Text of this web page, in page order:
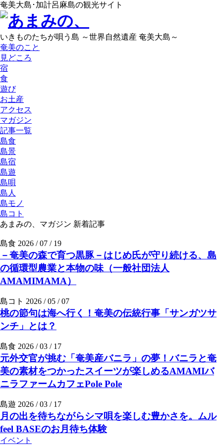
奄美大島･加計呂麻島の観光サイト
いきものたちが唄う島 ～世界自然遺産 奄美大島～
奄美のこと
見どころ
宿
食
遊び
お土産
アクセス
マガジン
記事一覧
島食
島景
島宿
島遊
島唄
島人
島モノ
島コト
あまみの、マガジン 新着記事
島食 2026 / 07 / 19
－奄美の森で育つ黒豚－はじめ氏が守り続ける、島
の循環型農業と本物の味（一般社団法人
AMAMIMAMA）
島コト 2026 / 05 / 07
桃の節句は海へ行く！奄美の伝統行事「サンガツサ
ンチ」とは？
島食 2026 / 03 / 17
元外交官が挑む「奄美産バニラ」の夢！バニラと奄
美の素材をつかったスイーツが楽しめるAMAMIバ
ニラファームカフェPole Pole
島遊 2026 / 03 / 17
月の出を待ちながらシマ唄を楽しむ豊かさを。ムル
feel BASEのお月待ち体験
イベント